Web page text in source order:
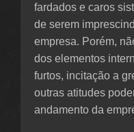
fardados e caros
de serem
empresa. Porém,
dos elementos
furtos, incitação a
outras atitudes
andamento da